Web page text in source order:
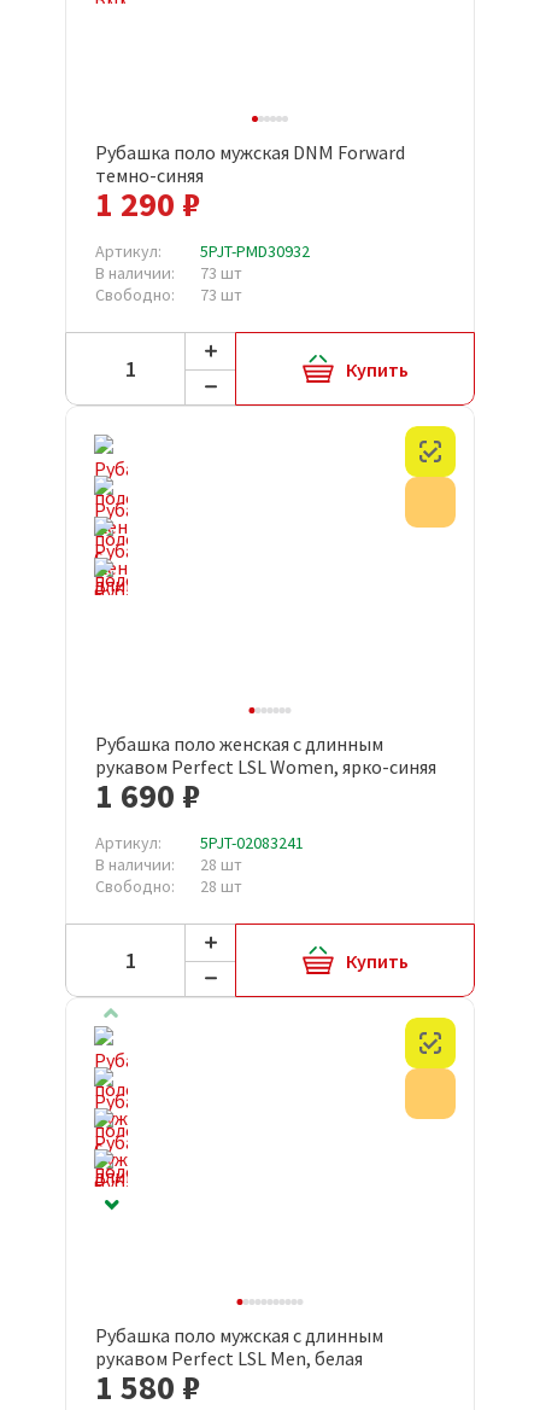
Рубашка поло мужская DNM Forward
темно-синяя
1 290 ₽
Артикул:
5PJT-PMD30932
В наличии:
73 шт
Свободно:
73 шт
Купить
Рубашка поло женская с длинным
рукавом Perfect LSL Women, ярко-синяя
1 690 ₽
Артикул:
5PJT-02083241
В наличии:
28 шт
Свободно:
28 шт
Купить
Рубашка поло мужская с длинным
рукавом Perfect LSL Men, белая
1 580 ₽